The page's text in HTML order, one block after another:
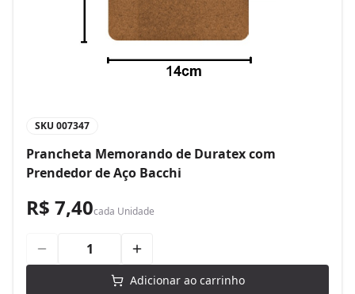
SKU 007347
Prancheta Memorando de Duratex com
Prendedor de Aço Bacchi
R$ 7,40cada Unidade
Adicionar ao carrinho